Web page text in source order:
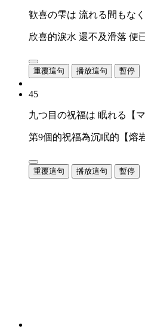
歓喜の雫は 流れる間もな
欣喜的淚水 還不及滑落 便
重覆這句 播放這句 暫停
45
九つ目の祝福は 眠れる【
第9個的祝福為沉眠的【熔
重覆這句 播放這句 暫停